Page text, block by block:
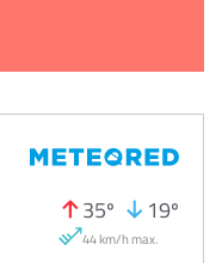
35º 19º
44 km/h max.